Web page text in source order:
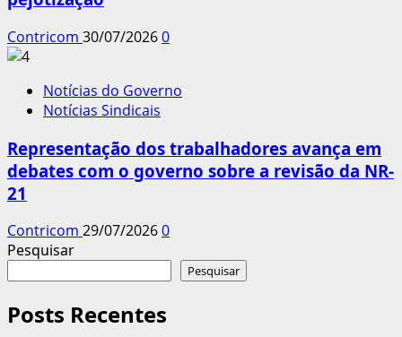
Contricom 30/07/20260
Notícias do Governo
Notícias Sindicais
Representação dos trabalhadores avança em
debates com o governo sobre a revisão da NR-
21
Contricom 29/07/20260
Pesquisar
Pesquisar
Posts Recentes